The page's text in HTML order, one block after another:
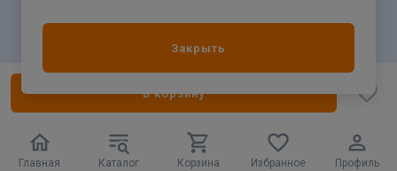
Главная Каталог Корзина Избранное Профиль
В корзину
Закрыть